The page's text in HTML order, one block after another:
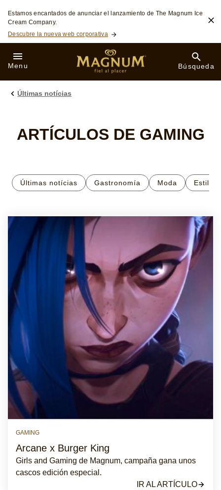
Skip to:
Estamos encantados de anunciar el lanzamiento de The Magnum Ice
Cream Company.
Descubre la nueva web corporativa
Menu Búsqueda
Últimas notícias
ARTÍCULOS DE GAMING
Últimas notícias Gastronomía Moda Estilo
GAMING
Arcane x Burger King
Girls and Gaming de Magnum, campaña gana unos
cascos edición especial.
IR AL ARTÍCULO